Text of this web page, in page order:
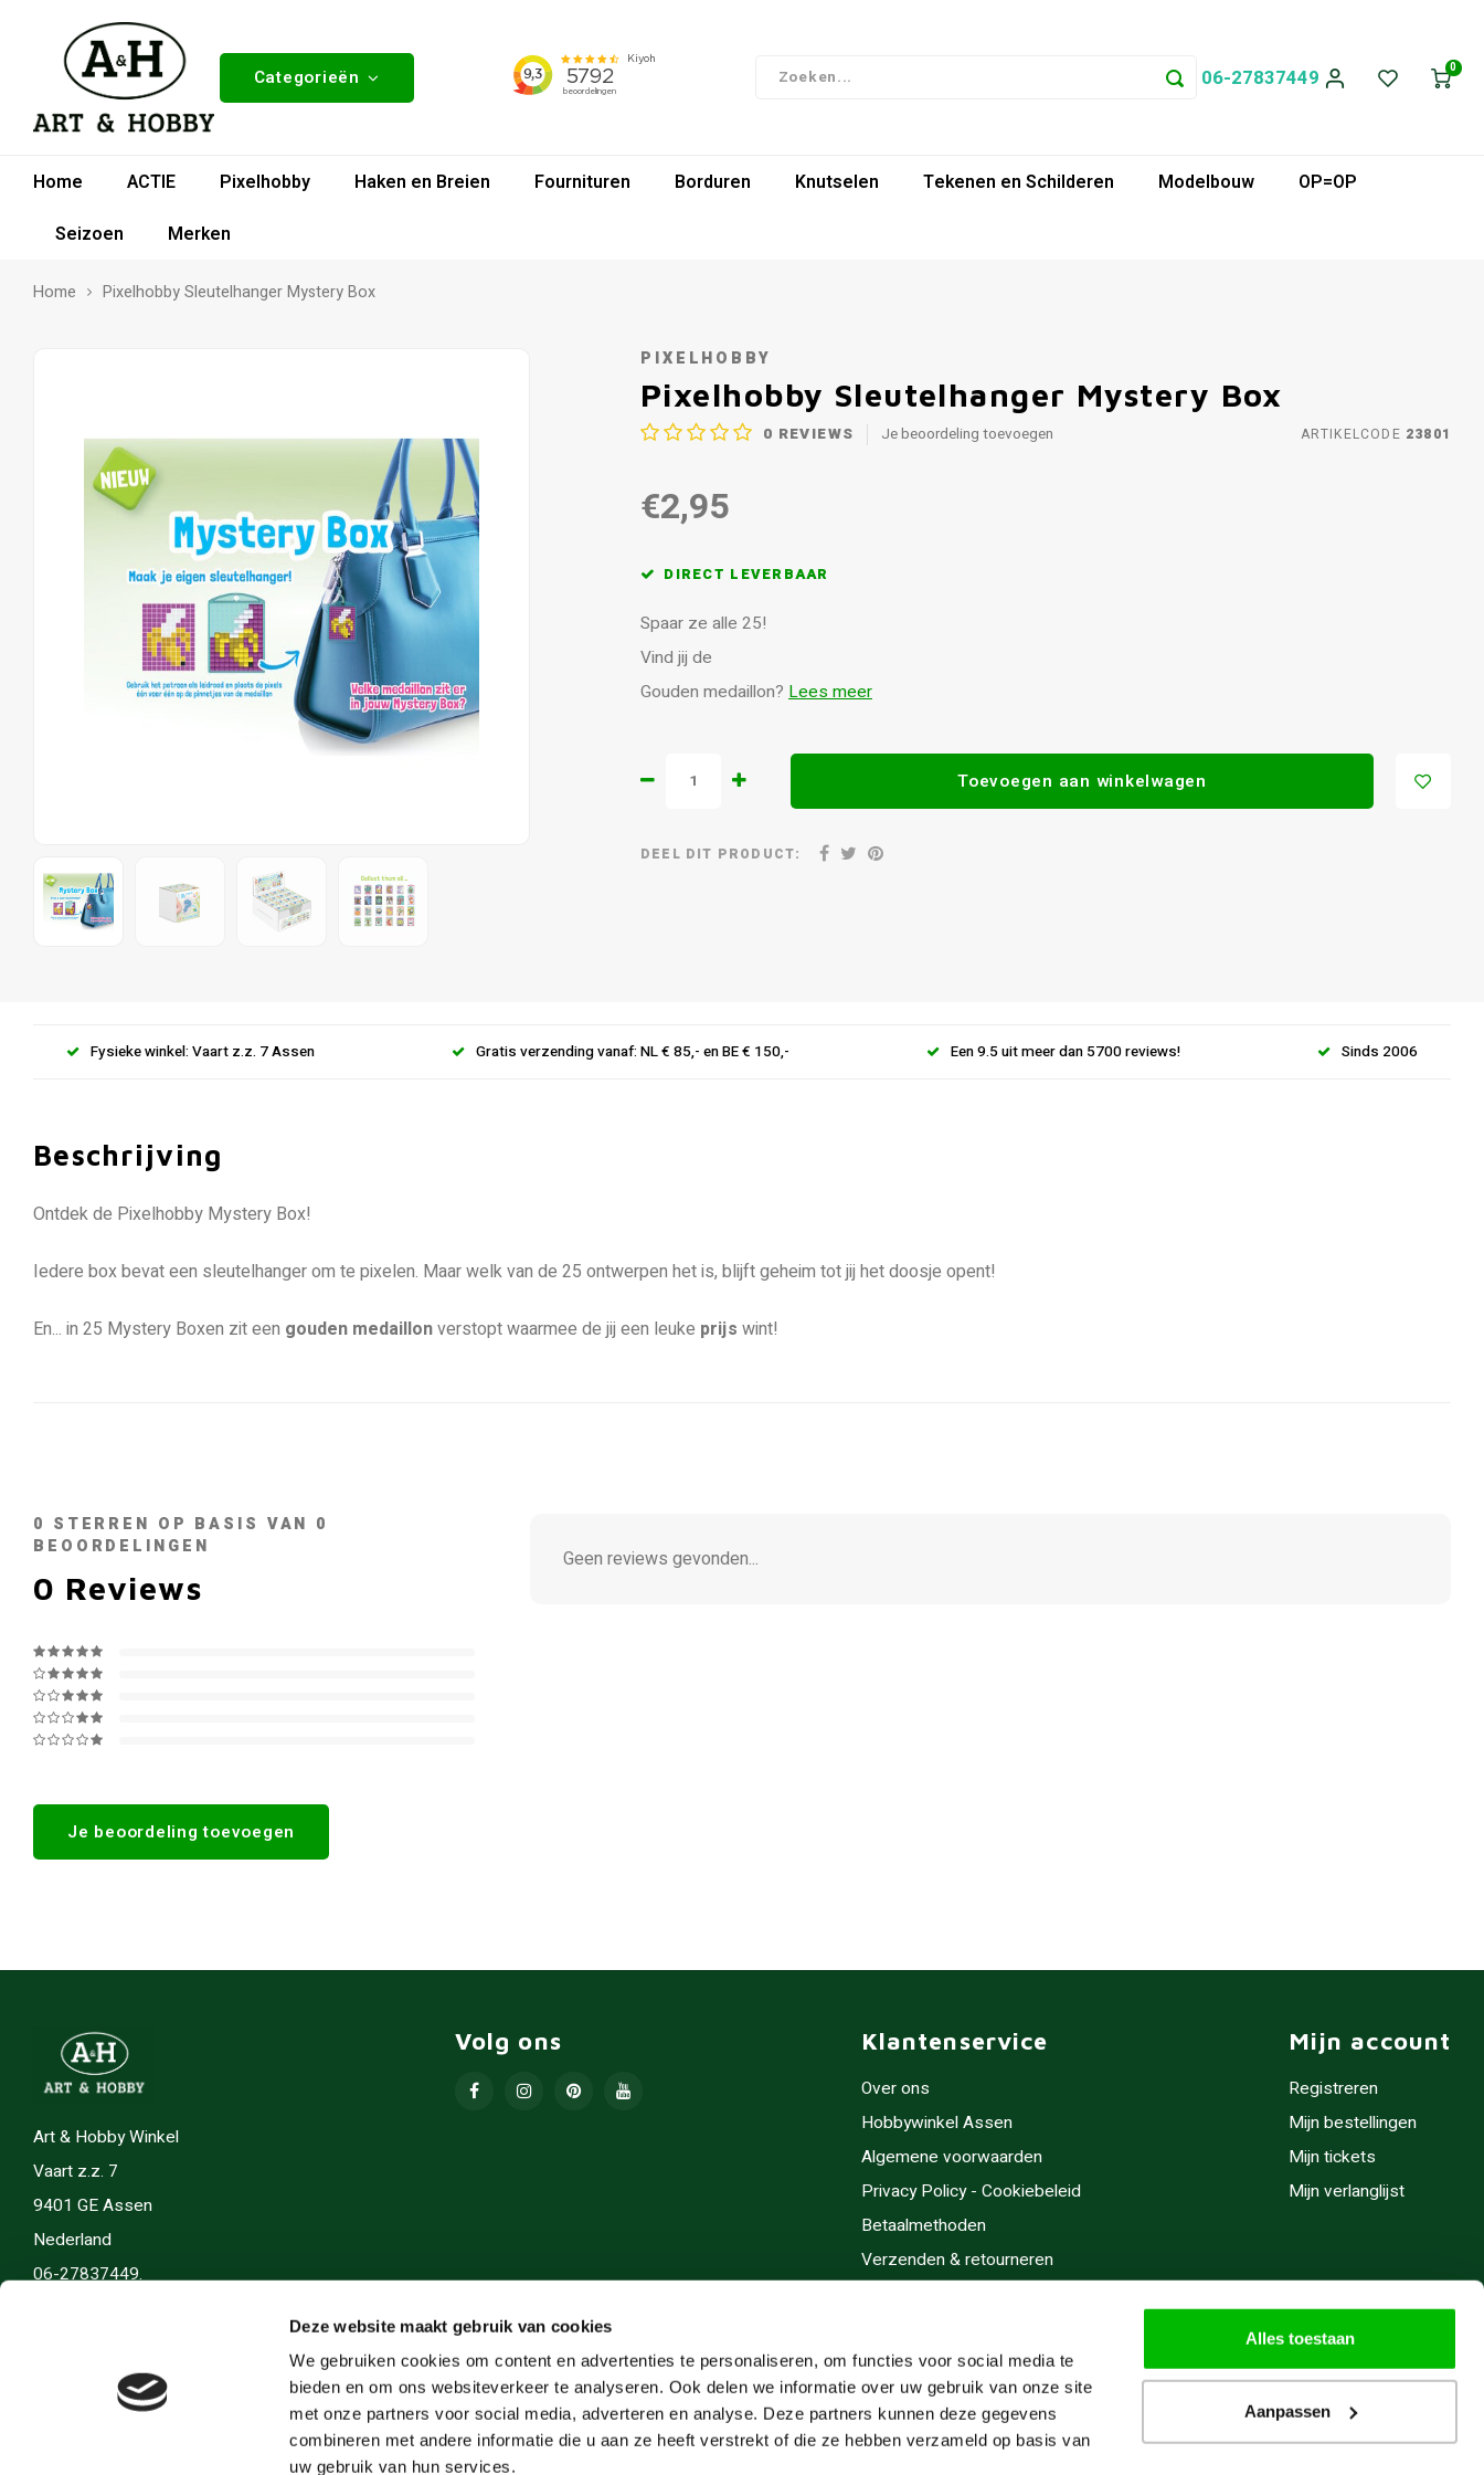
Deze website maakt gebruik van cookies
We gebruiken cookies om content en advertenties te personaliseren, om functies voor social media te
bieden en om ons websiteverkeer te analyseren. Ook delen we informatie over uw gebruik van onze site
met onze partners voor social media, adverteren en analyse. Deze partners kunnen deze gegevens
combineren met andere informatie die u aan ze heeft verstrekt of die ze hebben verzameld op basis van
uw gebruik van hun services.
Alles toestaan
Aanpassen
Categorieën 06-27837449 0
Home ACTIE Pixelhobby Haken en Breien Fournituren Borduren Knutselen Tekenen en Schilderen Modelbouw
OP=OP
Seizoen
Merken
Home Pixelhobby Sleutelhanger Mystery Box
PIXELHOBBY
Pixelhobby Sleutelhanger Mystery Box
0 REVIEWS Je beoordeling toevoegen ARTIKELCODE 23801
€2,95
DIRECT LEVERBAAR
Spaar ze alle 25!
Vind jij de
Gouden medaillon? Lees meer
Toevoegen aan winkelwagen
DEEL DIT PRODUCT:
Fysieke winkel: Vaart z.z. 7 Assen Gratis verzending vanaf: NL € 85,- en BE € 150,- Een 9.5 uit meer dan 5700 reviews! Sinds 2006
Beschrijving
Ontdek de Pixelhobby Mystery Box!
Iedere box bevat een sleutelhanger om te pixelen. Maar welk van de 25 ontwerpen het is, blijft geheim tot jij het doosje opent!
En... in 25 Mystery Boxen zit een gouden medaillonverstopt waarmee de jij een leuke prijs wint!
0 STERREN OP BASIS VAN 0
BEOORDELINGEN
0 Reviews
Je beoordeling toevoegen
Geen reviews gevonden...
Art & Hobby Winkel
Vaart z.z. 7
9401 GE Assen
Nederland
06-27837449.
Volg ons Klantenservice
Over ons
Hobbywinkel Assen
Algemene voorwaarden
Privacy Policy - Cookiebeleid
Betaalmethoden
Verzenden & retourneren
Cadeaubonnen
Inlijsten
Servicegebieden
Mijn account
Registreren
Mijn bestellingen
Mijn tickets
Mijn verlanglijst